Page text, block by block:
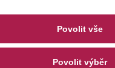
Povolit vše
Povolit výběr
CZ